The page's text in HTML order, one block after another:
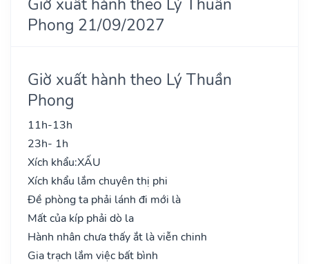
Phong 21/09/2027
Giờ xuất hành theo Lý Thuần
Phong
11h-13h
23h- 1h
Xích khẩu:XẤU
Xích khẩu lắm chuyên thị phi
Đề phòng ta phải lánh đi mới là
Mất của kíp phải dò la
Hành nhân chưa thấy ắt là viễn chinh
Gia trạch lắm việc bất bình